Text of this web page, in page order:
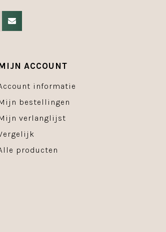
ACCOUNT
informatie
bestellingen
verlanglijst
producten